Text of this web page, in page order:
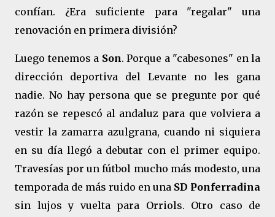
confían. ¿Era suficiente para "regalar" una
renovación en primera división?
Luego tenemos a Son. Porque a "cabesones" en la
dirección deportiva del Levante no les gana
nadie. No hay persona que se pregunte por qué
razón se repescó al andaluz para que volviera a
vestir la zamarra azulgrana, cuando ni siquiera
en su día llegó a debutar con el primer equipo.
Travesías por un fútbol mucho más modesto, una
temporada de más ruido en una SD Ponferradina
sin lujos y vuelta para Orriols. Otro caso de